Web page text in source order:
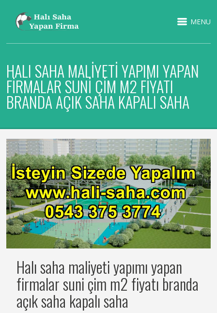
MENU
HALI SAHA MALIYETI YAPIMI YAPAN
FIRMALAR SUNI ÇIM M2 FIYATI
BRANDA AÇIK SAHA KAPALI SAHA
Halı saha maliyeti yapımı yapan
firmalar suni çim m2 fiyatı branda
açık saha kapalı saha